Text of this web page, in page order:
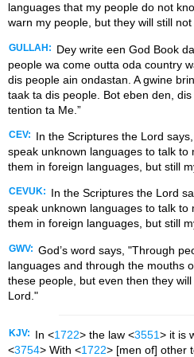
languages that my people do not
warn my people, but they will still
GULLAH:
Dey write een God Book
people wa come outta oda country
dis people ain ondastan. A gwine
taak ta dis people. Bot eben den,
tention ta Me.”
CEV:
In the Scriptures the Lord
speak unknown languages to talk to
them in foreign languages, but still
CEVUK:
In the Scriptures the Lord
speak unknown languages to talk to
them in foreign languages, but still
GWV: God’s word says, "Through
languages and through the mouths
these people, but even then they
Lord."
KJV: In <1722> the law <3551> it is
<3754> With <1722> [men of] other